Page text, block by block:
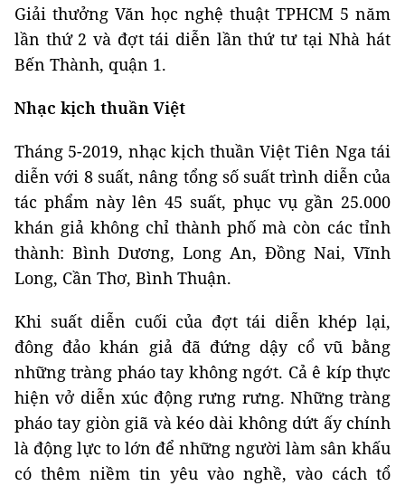
Giải thưởng Văn học nghệ thuật TPHCM 5 năm
lần thứ 2 và đợt tái diễn lần thứ tư tại Nhà hát
Bến Thành, quận 1.
Nhạc kịch thuần Việt
Tháng 5-2019, nhạc kịch thuần Việt Tiên Nga tái
diễn với 8 suất, nâng tổng số suất trình diễn của
tác phẩm này lên 45 suất, phục vụ gần 25.000
khán giả không chỉ thành phố mà còn các tỉnh
thành: Bình Dương, Long An, Đồng Nai, Vĩnh
Long, Cần Thơ, Bình Thuận.
Khi suất diễn cuối của đợt tái diễn khép lại,
đông đảo khán giả đã đứng dậy cổ vũ bằng
những tràng pháo tay không ngớt. Cả ê kíp thực
hiện vở diễn xúc động rưng rưng. Những tràng
pháo tay giòn giã và kéo dài không dứt ấy chính
là động lực to lớn để những người làm sân khấu
có thêm niềm tin yêu vào nghề, vào cách tổ